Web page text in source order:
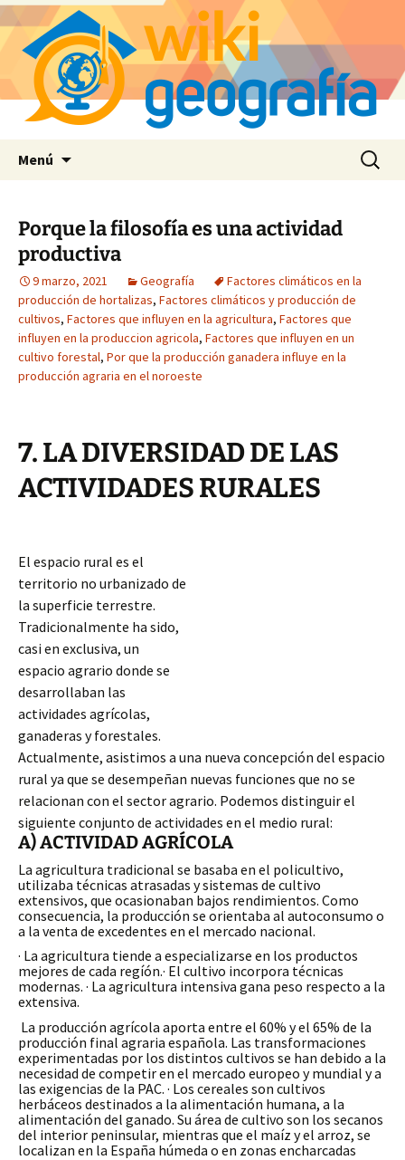
Menú Buscar:
Porque la filosofía es una actividad
productiva
9 marzo, 2021 Geografía
Factores climáticos en la
producción de hortalizas, Factores climáticos y producción de
cultivos, Factores que influyen en la agricultura, Factores que
influyen en la produccion agricola, Factores que influyen en un
cultivo forestal, Por que la producción ganadera influye en la
producción agraria en el noroeste
7. LA DIVERSIDAD DE LAS
ACTIVIDADES RURALES
El espacio rural es el
territorio no urbanizado de
la superficie terrestre.
Tradicionalmente ha sido,
casi en exclusiva, un
espacio agrario donde se
desarrollaban las
actividades agrícolas,
ganaderas y forestales.
Actualmente, asistimos a una nueva concepción del espacio
rural ya que se desempeñan nuevas funciones que no se
relacionan con el sector agrario. Podemos distinguir el
siguiente conjunto de actividades en el medio rural:
A) ACTIVIDAD AGRÍCOLA
La agricultura tradicional se basaba en el policultivo,
utilizaba técnicas atrasadas y sistemas de cultivo
extensivos, que ocasionaban bajos rendimientos. Como
consecuencia, la producción se orientaba al autoconsumo o
a la venta de excedentes en el mercado nacional.
· La agricultura tiende a especializarse en los productos
mejores de cada regíón.· El cultivo incorpora técnicas
modernas. · La agricultura intensiva gana peso respecto a la
extensiva.
La producción agrícola aporta entre el 60% y el 65% de la
producción final agraria española. Las transformaciones
experimentadas por los distintos cultivos se han debido a la
necesidad de competir en el mercado europeo y mundial y a
las exigencias de la PAC. · Los cereales son cultivos
herbáceos destinados a la alimentación humana, a la
alimentación del ganado. Su área de cultivo son los secanos
del interior peninsular, mientras que el maíz y el arroz, se
localizan en la España húmeda o en zonas encharcadas